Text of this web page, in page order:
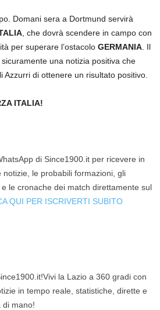
Domani sera a Dortmund servirà
, che dovrà scendere in campo con
per superare l’ostacolo GERMANIA . Il
sicuramente una notizia positiva che
Azzurri di ottenere un risultato positivo.
ITALIA!
di Since1900.it per ricevere in
le probabili formazioni, gli
le cronache dei match direttamente sul
QUI PER ISCRIVERTI SUBITO
la Lazio a 360 gradi con
in tempo reale, statistiche, dirette e
di mano!